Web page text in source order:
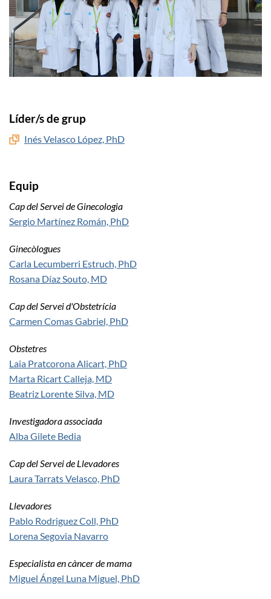
Líder/s de grup
Inés Velasco López, PhD
Equip
Cap del Servei de Ginecologia
Sergio Martínez Román, PhD
Ginecòlogues
Carla Lecumberri Estruch, PhD
Rosana Díaz Souto, MD
Cap del Servei d'Obstetrícia
Carmen Comas Gabriel, PhD
Obstetres
Laia Pratcorona Alicart, PhD
Marta Ricart Calleja, MD
Beatriz Lorente Silva, MD
Investigadora associada
Alba Gilete Bedia
Cap del Servei de Llevadores
Laura Tarrats Velasco, PhD
Llevadores
Pablo Rodriguez Coll, PhD
Lorena Segovia Navarro
Especialista en càncer de mama
Miguel Ángel Luna Miguel, PhD